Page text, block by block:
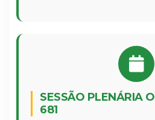
SESSÃO PLENÁRIA
681